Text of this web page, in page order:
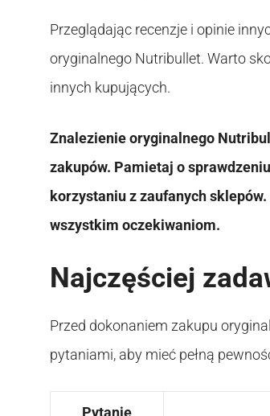
Przeglądając recenzje i opinie
oryginalnego Nutribullet. Warto
innych kupujących.
Znalezienie oryginalnego
zakupów. Pamietaj o
korzystaniu z zaufanych
wszystkim oczekiwaniom.
Najczęściej
Przed dokonaniem zakupu
pytaniami, aby mieć pełną